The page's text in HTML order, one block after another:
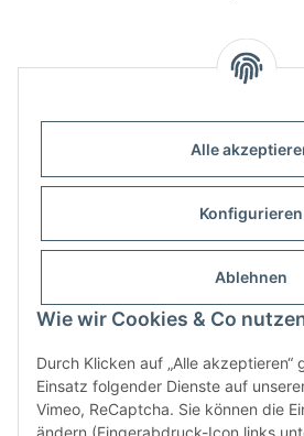
Alle
Konfigurieren
Ablehnen
Wie wir Cookies & Co
Durch Klicken auf „Alle akzeptieren“
Einsatz folgender Dienste auf
Vimeo, ReCaptcha. Sie können die
ändern (Fingerabdruck-Icon links
Informationen
Gesetzliche Informationen